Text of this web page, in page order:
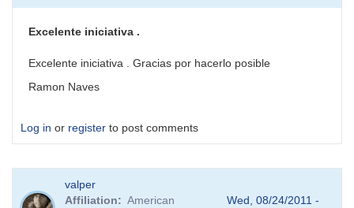
Excelente iniciativa .
Excelente iniciativa . Gracias por hacerlo posible
Ramon Naves
Log in or register to post comments
valper
Affiliation
American
Wed, 08/24/2011 -